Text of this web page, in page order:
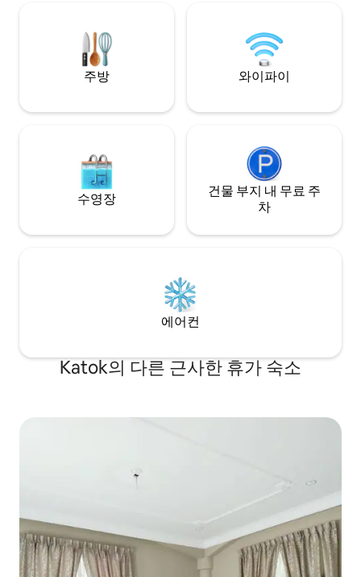
모 동영상 녹화에 적합합니다.
주방 와이파이
수영장
건물 부지 내 무료 주
차
에어컨
Katok의 다른 근사한 휴가 숙소